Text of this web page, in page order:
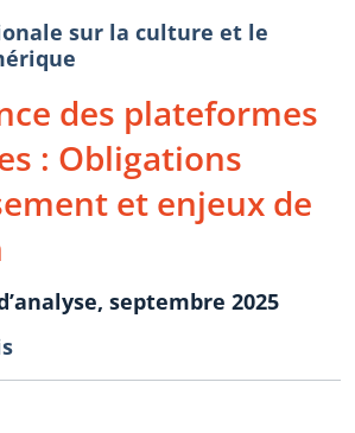
sur la culture et le
des plateformes
: Obligations
et enjeux de
septembre 2025